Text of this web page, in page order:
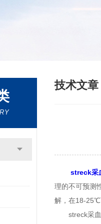
技术文章
streck采
理的不可预测
解，在18-25℃
streck采血